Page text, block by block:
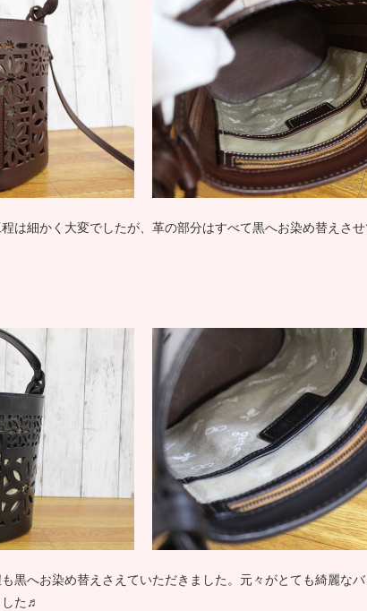
は細かく大変でしたが、革の部分はすべて黒へお染め替えさせ
黒へお染め替えさえていただきました。元々がとても綺麗な
た♬